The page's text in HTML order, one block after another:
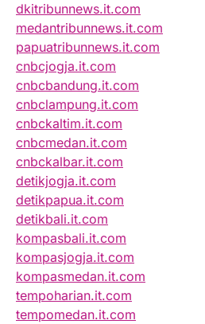
dkitribunnews.it.com
medantribunnews.it.com
papuatribunnews.it.com
cnbcjogja.it.com
cnbcbandung.it.com
cnbclampung.it.com
cnbckaltim.it.com
cnbcmedan.it.com
cnbckalbar.it.com
detikjogja.it.com
detikpapua.it.com
detikbali.it.com
kompasbali.it.com
kompasjogja.it.com
kompasmedan.it.com
tempoharian.it.com
tempomedan.it.com